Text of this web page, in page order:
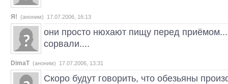
Я! (аноним) 17.07.2006, 16:13
они просто нюхают пищу перед
сорвали....
DimaT (аноним) 17.07.2006, 13:31
Скоро будут говорить, что обезьяны